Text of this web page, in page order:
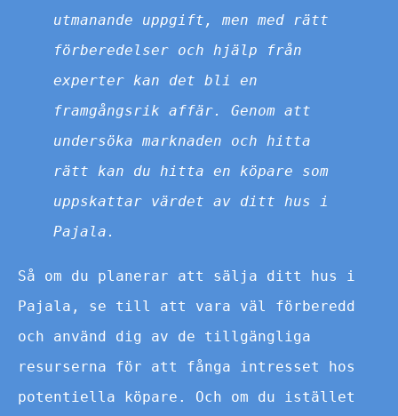
utmanande uppgift, men med rätt
förberedelser och hjälp från
experter kan det bli en
framgångsrik affär. Genom att
undersöka marknaden och hitta
rätt kan du hitta en köpare som
uppskattar värdet av ditt hus i
Pajala.
Så om du planerar att sälja ditt hus i
Pajala, se till att vara väl förberedd
och använd dig av de tillgängliga
resurserna för att fånga intresset hos
potentiella köpare. Och om du istället